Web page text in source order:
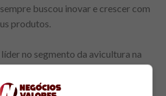
buscou inovar e crescer com
produtos.
no segmento da avicultura na
total de aproximadamente 3
Com um forte DNA de pioneirismo,